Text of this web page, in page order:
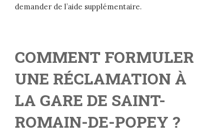
demander de l’aide supplémentaire.
COMMENT FORMULER
UNE RÉCLAMATION À
LA GARE DE SAINT-
ROMAIN-DE-POPEY ?